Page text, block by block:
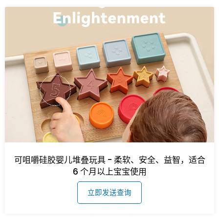
可咀嚼硅胶婴儿堆叠玩具 - 柔软、安全、益智，适合
6 个月以上宝宝使用
立即发送查询